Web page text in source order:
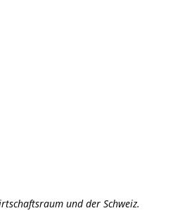
und der Schweiz.